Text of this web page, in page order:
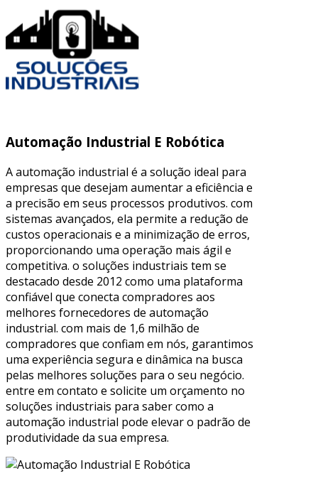
Automação Industrial E Robótica
A automação industrial é a solução ideal para
empresas que desejam aumentar a eficiência e
a precisão em seus processos produtivos. com
sistemas avançados, ela permite a redução de
custos operacionais e a minimização de erros,
proporcionando uma operação mais ágil e
competitiva. o soluções industriais tem se
destacado desde 2012 como uma plataforma
confiável que conecta compradores aos
melhores fornecedores de automação
industrial. com mais de 1,6 milhão de
compradores que confiam em nós, garantimos
uma experiência segura e dinâmica na busca
pelas melhores soluções para o seu negócio.
entre em contato e solicite um orçamento no
soluções industriais para saber como a
automação industrial pode elevar o padrão de
produtividade da sua empresa.